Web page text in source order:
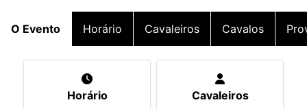
O Evento Horário Cavaleiros Cavalos
Horário Cavaleiros